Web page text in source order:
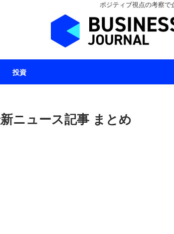
ポジティブ視点の考察で
ニュース記事 まとめ
投資